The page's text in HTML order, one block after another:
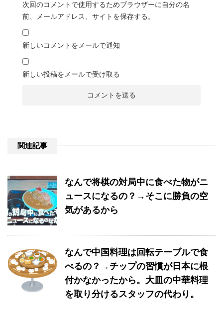
次回のコメントで使用するためブラウザーに自分の名
前、メールアドレス、サイトを保存する。
新しいコメントをメールで通知
新しい投稿をメールで受け取る
関連記事
なんで将棋の対局中に食べた物がニ
ュースになるの？→そこに勝負の空
気があるから
なんで中国料理は回転テーブルで食
べるの？→チップの習慣が日本に根
付かなかったから。大皿の中華料理
を取り分けるスタッフの代わり。